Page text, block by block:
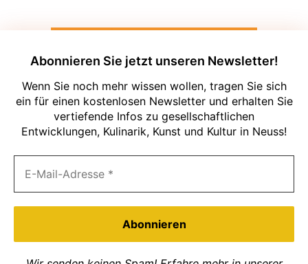
Abonnieren Sie jetzt unseren Newsletter!
Wenn Sie noch mehr wissen wollen, tragen Sie sich
ein für einen kostenlosen Newsletter und erhalten Sie
vertiefende Infos zu gesellschaftlichen
Entwicklungen, Kulinarik, Kunst und Kultur in Neuss!
Um unsere Webseite für Sie optimal zu
gestalten und fortlaufend verbessern zu
können, verwenden wir Cookies. Durch
Cookies erhalten Sie in unserer